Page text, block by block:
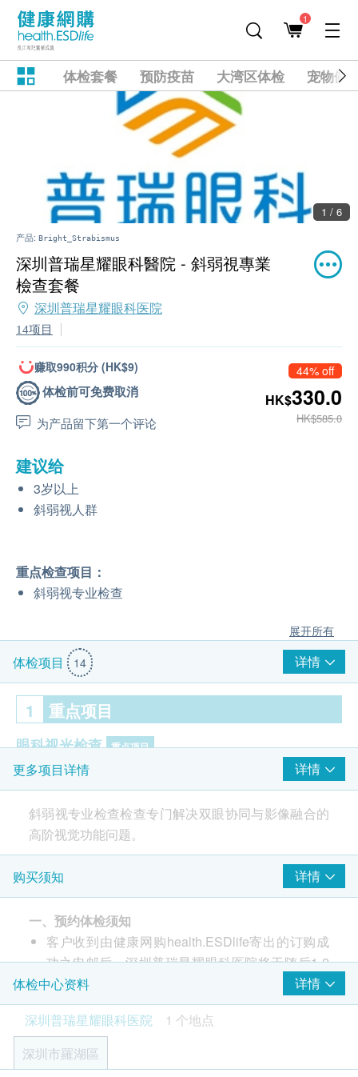
1
体检套餐 预防疫苗 大湾区体检 宠物健
1 / 6
产品: Bright_Strabismus
深圳普瑞星耀眼科醫院 - 斜弱視專業
檢查套餐
深圳普瑞星耀眼科医院
14项目
赚取990积分 (HK$9)
体检前可免费取消
为产品留下第一个评论
44% off
HK$330.0
HK$585.0
建议给
3岁以上
斜弱视人群
重点检查项目：
斜弱视专业检查
展开所有
体检项目 14 详情
1 重点项目
眼科视光检查 重点项目
扫描激光眼底检查（SLO）
主导眼检查
检影
眼外肌功能检查
云雾试验
验光
视力检测
双目裂隙灯检查
眼压检查
角膜曲率测量
三棱镜检查
复视检查
马氏（Maddox）杆试验
更多项目详情 详情
斜弱视专业检查检查专门解决双眼协同与影像融合的
高阶视觉功能问题。
购买须知 详情
一、预约体检须知
客户收到由健康网购health.ESDlife寄出的订购成
功之电邮后，深圳普瑞星耀眼科医院将于随后1-2
个工作日的办公时间内，致电客户预约身体检查的
时间及地点。客户亦可至少提前1个工作日联络深
圳普瑞星耀眼科医院进行预约（联络电话：+852
39622556；Whatsapp：+852 46199394）。
客户至现场后，深圳普瑞星耀眼科医院工作人员会
体检中心资料
详情
深圳普瑞星耀眼科医院
1 个地点
深圳市羅湖區